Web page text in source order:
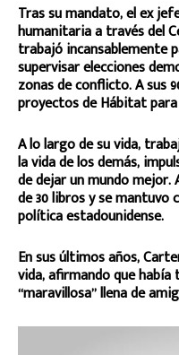
Tras su mandato, el ex
humanitaria a través del
trabajó incansablemente
supervisar elecciones
zonas de conflicto. A sus
proyectos de Hábitat
A lo largo de su vida,
la vida de los demás,
de dejar un mundo mejor.
de 30 libros y se
política estadounidense.
En sus últimos años,
vida, afirmando que
“maravillosa” llena de